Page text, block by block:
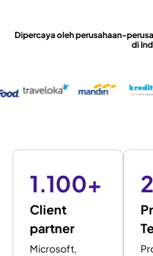
Dipercaya oleh perusahaan-
di
1.100+
Client
partner
Microsoft,